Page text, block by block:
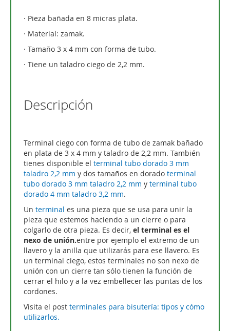
· Pieza bañada en 8 micras plata.
· Material: zamak.
· Tamaño 3 x 4 mm con forma de tubo.
· Tiene un taladro ciego de 2,2 mm.
Descripción
Terminal ciego con forma de tubo de zamak bañado
en plata de 3 x 4 mm y taladro de 2,2 mm. También
tienes disponible elterminal tubo dorado 3 mm
taladro 2,2 mm y dos tamaños en doradoterminal
tubo dorado 3 mm taladro 2,2 mm yterminal tubo
dorado 4 mm taladro 3,2 mm.
Unterminal es una pieza que se usa para unir la
pieza que estemos haciendo a un cierre o para
colgarlo de otra pieza. Es decir,el terminal es el
nexo de unión.entre por ejemplo el extremo de un
llavero y la anilla que utilizarás para ese llavero. Es
un terminal ciego, estos terminales no son nexo de
unión con un cierre tan sólo tienen la función de
cerrar el hilo y a la vez embellecer las puntas de los
cordones.
Visita el postterminales para bisutería: tipos y cómo
utilizarlos.